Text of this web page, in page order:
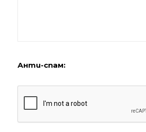
Анти-спам: